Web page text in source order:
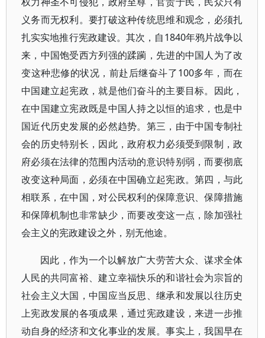
义务而无权利。要打破这种传统思维和观念，必须扎
扎实实地推行宪政建设。其次，自1840年鸦片战争以
来，中国饱受西方列强的蹂躏，先进的中国人为了改
变这种悲修的状况，前赴后继奋斗了100多年，而在
中国建立起宪政，就是他们奋斗的主要目标。因此，
在中国建立宪政既是中国人持之以恒的追求，也是中
国近代历史发展的必然趋势。第三，由于中国专制社
会的历史特别长，因此，政府权力必须受到限制，政
府必须在法律的范围内活动的意识特别弱，而要彻底
改变这种局面，必须在中国确立起宪政。第四，与此
相联系，在中国，对公民权利的保障意识、保障措施
和保障机制也非常缺少，而要改变这一点，除加强社
会主义的宪政建设之外，别无他途。
因此，作为一个以解放广大劳苦大众、谋求全体
人民的共同富裕、建立幸福快乐的和谐社会为宗旨的
社会主义大国，中国应当反思、继承和发展以往历史
上宪政发展的各项成果，通过宪政建设，来进一步推
动自身的经济和文化事业的发展。事实上，我国早在